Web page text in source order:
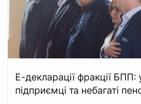
Е-декларації фракції БПП:
підприємці та небагаті